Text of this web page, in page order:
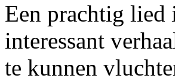
Een prachtig lied
interessant
te kunnen